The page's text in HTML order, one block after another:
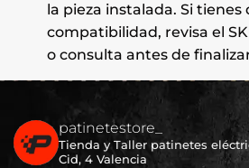
la pieza instalada. Si tienes
compatibilidad, revisa el
o consulta antes de
patinetestore_
Tienda y Taller patinetes
Cid, 4 Valencia